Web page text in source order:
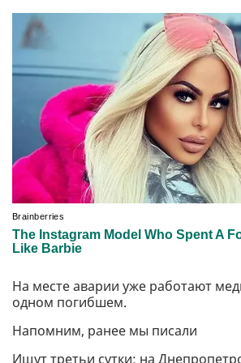
На месте аварии уже работают
одном погибшем.
Напомним, ранее мы писали
Ищут третьи сутки: на